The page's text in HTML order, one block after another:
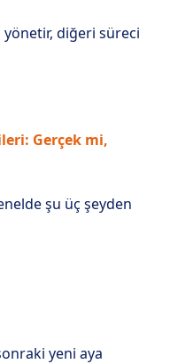
yönetir, diğeri süreci
Gerçek mi,
şu üç şeyden
yeni aya